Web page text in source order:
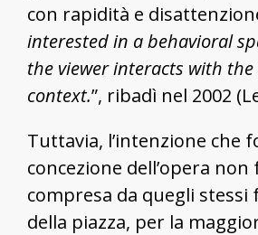
con rapidità e
interested in a behavioral
the viewer interacts with
context.”, ribadì nel 2002
Tuttavia, l’intenzione che
concezione dell’opera non
compresa da quegli
della piazza, per la